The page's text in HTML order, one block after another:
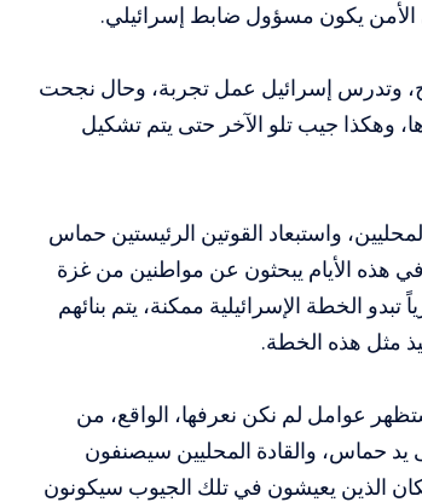
يكون مسؤول ضابط إسرائيلي.
وتدرس إسرائيل عمل تجربة، وحال نجحت
وهكذا جيب تلو الآخر حتى يتم تشكيل
واستبعاد القوتين الرئيستين حماس
هذه الأيام يبحثون عن مواطنين من غزة
الخطة الإسرائيلية ممكنة، يتم بنائهم
مثل هذه الخطة.
عوامل لم نكن نعرفها، الواقع، من
حماس، والقادة المحليين سيصنفون
الذين يعيشون في تلك الجيوب سيكونون